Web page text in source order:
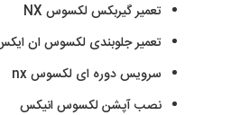
تعمیر گیربکس لکسوس NX
تعمیر جلوبندی لکسوس ان
سرویس دوره ای لکسوس nx
نصب آپشن لکسوس انیکس